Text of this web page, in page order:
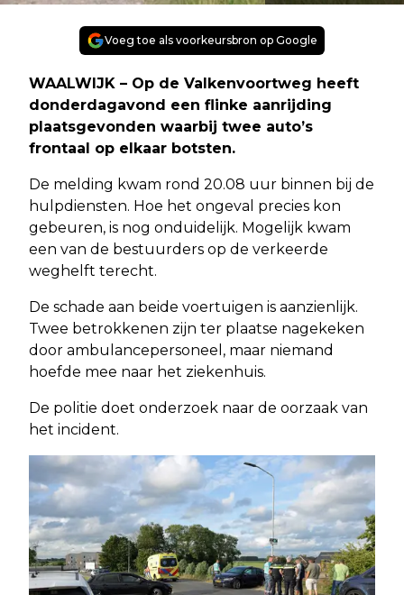
Voeg toe als voorkeursbron op Google
WAALWIJK – Op de Valkenvoortweg heeft
donderdagavond een flinke aanrijding
plaatsgevonden waarbij twee auto’s
frontaal op elkaar botsten.
De melding kwam rond 20.08 uur binnen bij de
hulpdiensten. Hoe het ongeval precies kon
gebeuren, is nog onduidelijk. Mogelijk kwam
een van de bestuurders op de verkeerde
weghelft terecht.
De schade aan beide voertuigen is aanzienlijk.
Twee betrokkenen zijn ter plaatse nagekeken
door ambulancepersoneel, maar niemand
hoefde mee naar het ziekenhuis.
De politie doet onderzoek naar de oorzaak van
het incident.